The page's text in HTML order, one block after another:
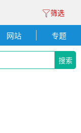
筛选
网站 专题
搜索